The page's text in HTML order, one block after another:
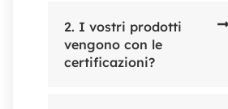
2. I vostri prodotti
vengono con le
certificazioni?